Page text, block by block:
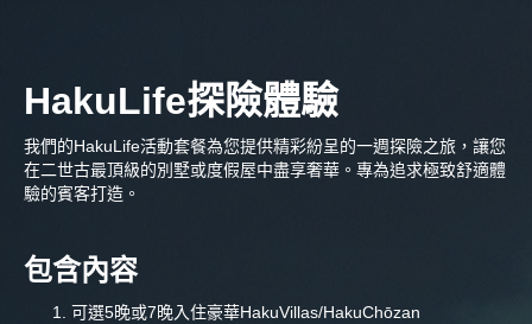
HakuLife探險體驗
我們的HakuLife活動套餐為您提供精彩紛呈的一週探險之旅，讓您
在二世古最頂級的別墅或度假屋中盡享奢華。專為追求極致舒適體
驗的賓客打造。
包含內容
可選5晚或7晚入住豪華HakuVillas/HakuChōzan